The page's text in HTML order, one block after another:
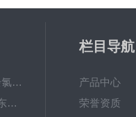
6867000哈希cl17余氯分析仪色度计模块、哈希cl17比色池现货
DKK-TOA日本dkk东亚电波水质仪器电极耗材
栏目导航
产品中心
荣誉资质